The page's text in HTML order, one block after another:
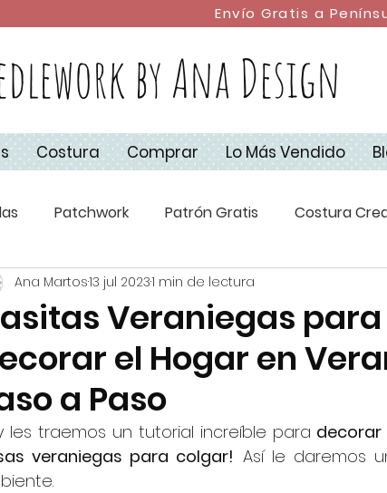
Envío Gratis a
by Ana Design
Costura Comprar Lo Más Vendido
Patchwork Patrón Gratis Costura
Costura Apliquick Costura con Retales
Básicos de Costura Navidad Campus de
Veraniegas
el Hogar en
a Paso
Ana Martos13 jul 20231 min de lectura
les traemos un tutorial increíble para decorar
veraniegas para colgar! Así le daremos